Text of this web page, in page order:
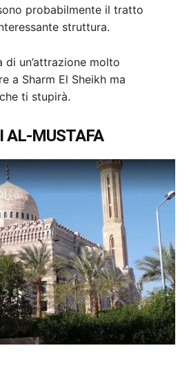
probabilmente il tratto
struttura.
un’attrazione molto
a Sharm El Sheikh ma
ti stupirà.
AL-MUSTAFA